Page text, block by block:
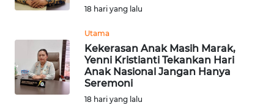
18 hari yang lalu
Utama
Kekerasan Anak Masih Marak,
Yenni Kristianti Tekankan Hari
Anak Nasional Jangan Hanya
Seremoni
18 hari yang lalu
TENGAH
WN DELI
SERDANG